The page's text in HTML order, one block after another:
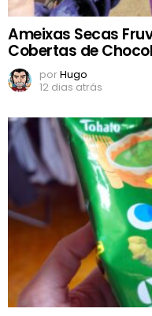
Ameixas Secas
Cobertas de
porHugo
12 dias atrás